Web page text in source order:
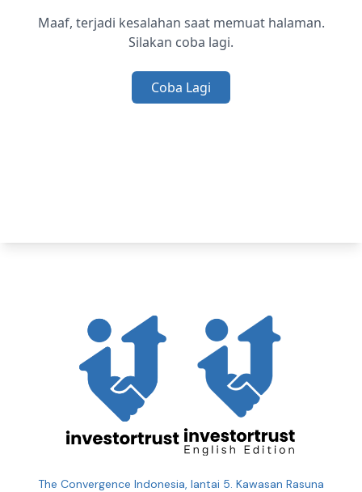
Maaf, terjadi kesalahan saat memuat halaman.
Silakan coba lagi.
Coba Lagi
The Convergence Indonesia, lantai 5. Kawasan Rasuna